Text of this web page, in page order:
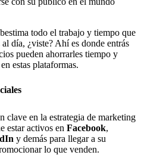
todo el trabajo y tiempo que
día, ¿viste? Ahí es donde entrás
pueden ahorrarles tiempo y
estas plataformas.
clave en la estrategia de marketing
estar activos en Facebook,
y demás para llegar a su
lo que venden.